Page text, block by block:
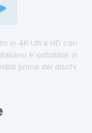
in 4K Ultra HD con
e sottotitoli in
prima dei dischi